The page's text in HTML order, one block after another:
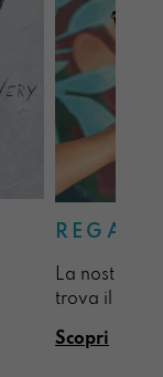
La nostra
trova il
Scopri